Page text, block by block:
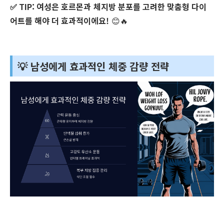
✅ TIP: 여성은 호르몬과 체지방 분포를 고려한 맞춤형 다이
어트를 해야 더 효과적이에요! 😊🔥
💡 남성에게 효과적인 체중 감량 전략